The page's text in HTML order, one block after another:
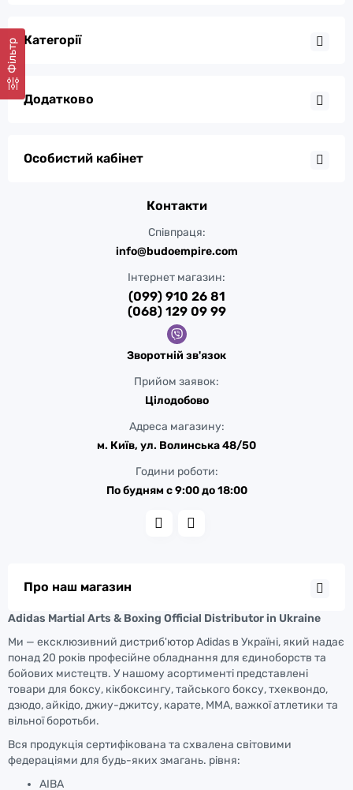
Фільтр Категорії
Додатково
Особистий кабінет
Контакти
Співпраця:
info@budoempire.com
Інтернет магазин:
(099) 910 26 81
(068) 129 09 99
Зворотній зв'язок
Прийом заявок:
Цілодобово
Адреса магазину:
м. Київ, ул. Волинська 48/50
Години роботи:
По будням с 9:00 до 18:00
Про наш магазин
Adidas Martial Arts & Boxing Official Distributor in Ukraine
Ми — ексклюзивний дистриб'ютор Adidas в Україні, який надає
понад 20 років професійне обладнання для єдиноборств та
бойових мистецтв. У нашому асортименті представлені
товари для боксу, кікбоксингу, тайського боксу, тхеквондо,
дзюдо, айкідо, джиу-джитсу, карате, ММА, важкої атлетики та
вільної боротьби.
Вся продукція сертифікована та схвалена світовими
федераціями для будь-яких змагань. рівня:
AIBA